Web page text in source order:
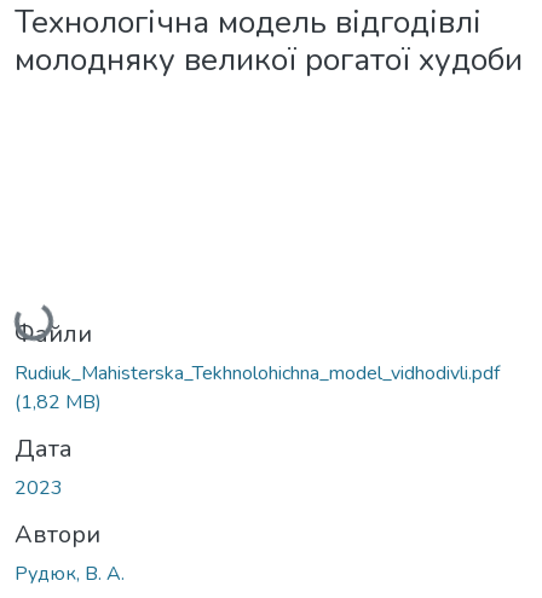
Технологічна модель відгодівлі
молодняку великої рогатої худоби
Вантажиться...
Файли
Rudiuk_Mahisterska_Tekhnolohichna_model_vidhodivli.pdf
(1,82 MB)
Дата
2023
Автори
Рудюк, В. А.